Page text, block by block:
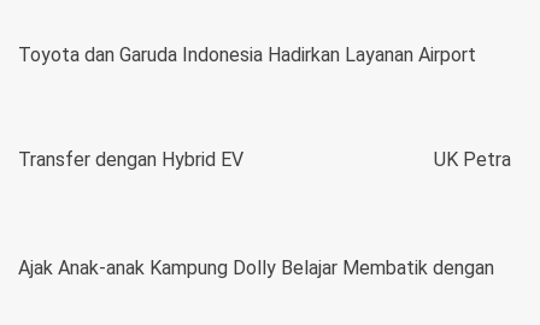
Toyota dan Garuda Indonesia Hadirkan Layanan Airport
Transfer dengan Hybrid EV UK Petra
Ajak Anak-anak Kampung Dolly Belajar Membatik dengan